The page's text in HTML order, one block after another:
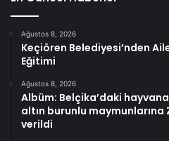
Ağustos 8, 2026
Keçiören Belediyesi’nden
Eğitimi
Ağustos 8, 2026
Albüm: Belçika’daki
altın burunlu maymunlarına
verildi